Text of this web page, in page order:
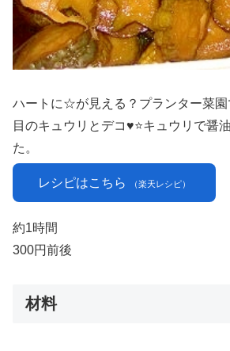
ハートに☆が見える？プランター菜園
目のキュウリとデコ♥⭐キュウリで醤
た。
レシピはこちら （楽天レシピ）
約1時間
300円前後
材料